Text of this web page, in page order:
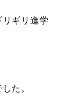
ギリ進学
た。